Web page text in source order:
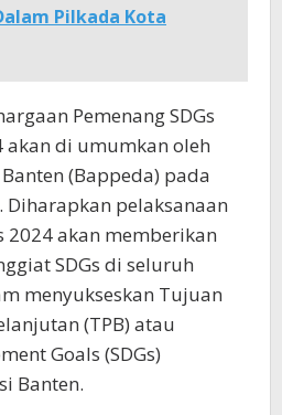
Pilkada Kota
Pemenang SDGs
akan di umumkan oleh
(Bappeda) pada
pelaksanaan
2024 akan memberikan
SDGs di seluruh
menyukseskan Tujuan
(TPB) atau
Goals (SDGs)
Banten.